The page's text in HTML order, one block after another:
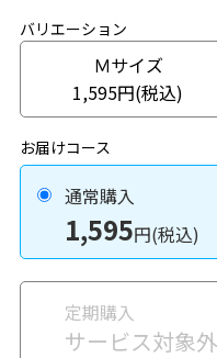
バリエーション
Ｍサイズ
1,595円(税込)
お届けコース
通常購入
1,595円(税込)
定期購入
サービス対象